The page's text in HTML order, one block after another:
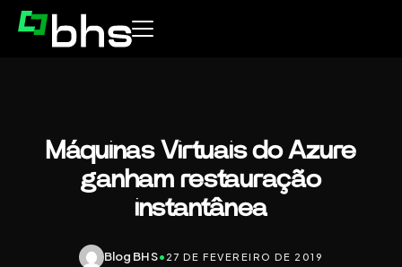
Máquinas Virtuais do Azure
ganham restauração
instantânea
Blog BHS• 27 DE FEVEREIRO DE 2019